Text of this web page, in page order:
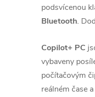
podsvícenou
Bluetooth.
Copilot+ PC
vybaveny
počítačovým
reálném čase